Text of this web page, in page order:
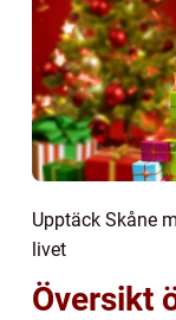
Upptäck Skåne
livet
Översikt